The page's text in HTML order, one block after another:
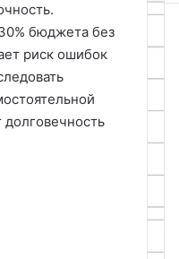
бюджета без
риск ошибок